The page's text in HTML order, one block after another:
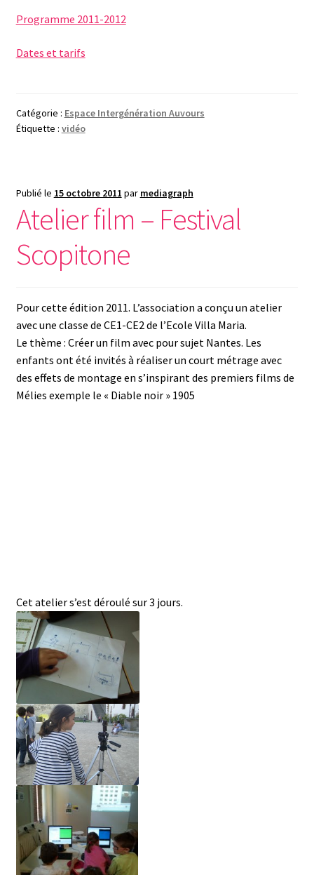
Programme 2011-2012
Dates et tarifs
Catégorie : Espace Intergénération Auvours
Étiquette : vidéo
Publié le 15 octobre 2011 par mediagraph
Atelier film – Festival
Scopitone
Pour cette édition 2011. L’association a conçu un atelier
avec une classe de CE1-CE2 de l’Ecole Villa Maria.
Le thème : Créer un film avec pour sujet Nantes. Les
enfants ont été invités à réaliser un court métrage avec
des effets de montage en s’inspirant des premiers films de
Mélies exemple le « Diable noir » 1905
Cet atelier s’est déroulé sur 3 jours.